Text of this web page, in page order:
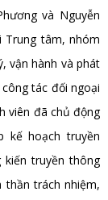
và Nguyễn
Trung tâm, nhóm
vận hành và phát
tác đối ngoại
viên đã chủ động
kế hoạch truyền
truyền thông
trách nhiệm,